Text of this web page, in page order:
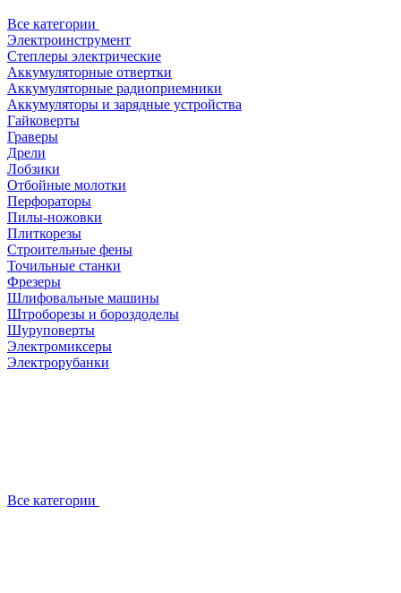
Все категории
Электроинструмент
Степлеры электрические
Аккумуляторные отвертки
Аккумуляторные радиоприемники
Аккумуляторы и зарядные устройства
Гайковерты
Граверы
Дрели
Лобзики
Отбойные молотки
Перфораторы
Пилы-ножовки
Плиткорезы
Строительные фены
Точильные станки
Фрезеры
Шлифовальные машины
Штроборезы и бороздоделы
Шуруповерты
Электромиксеры
Электрорубанки
Все категории